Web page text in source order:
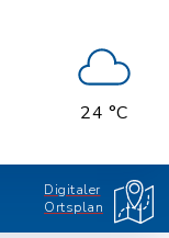
24 °C
Digitaler
Ortsplan